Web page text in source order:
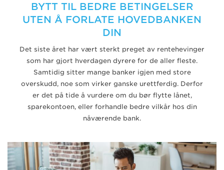
BYTT TIL BEDRE BETINGELSER
UTEN Å FORLATE HOVEDBANKEN
DIN
Det siste året har vært sterkt preget av rentehevinger
som har gjort hverdagen dyrere for de aller fleste.
Samtidig sitter mange banker igjen med store
overskudd, noe som virker ganske urettferdig. Derfor
er det på tide å vurdere om du bør flytte lånet,
sparekontoen, eller forhandle bedre vilkår hos din
nåværende bank.